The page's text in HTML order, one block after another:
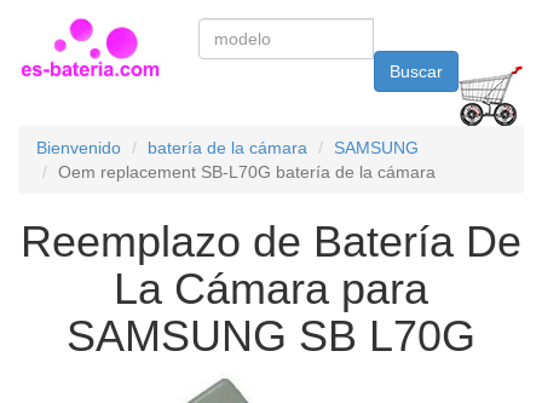
Buscar
Bienvenido batería de la cámara
SAMSUNG
Oem replacement SB-L70G batería de la cámara
Reemplazo de Batería De
La Cámara para
SAMSUNG SB L70G